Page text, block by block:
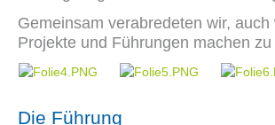
Gemeinsam verabredeten wir,
Projekte und Führungen machen zu
Die Führung